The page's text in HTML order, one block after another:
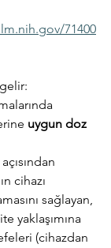
71400
uygun doz
cihazı
sağlayan,
yaklaşımına
(cihazdan